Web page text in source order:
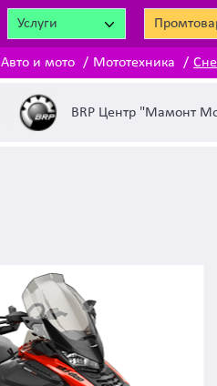
Услуги
Авто и мото Мототехника
BRP Центр "Мамонт